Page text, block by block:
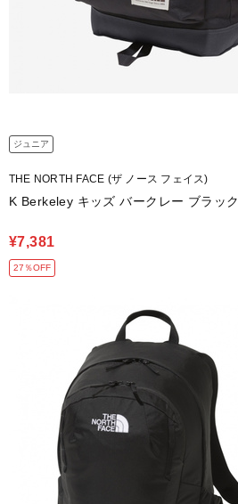
ジュニア
THE NORTH FACE (ザ ノース フェイス)
K Berkeley キッズ バークレー ブラック
¥7,381
27％OFF